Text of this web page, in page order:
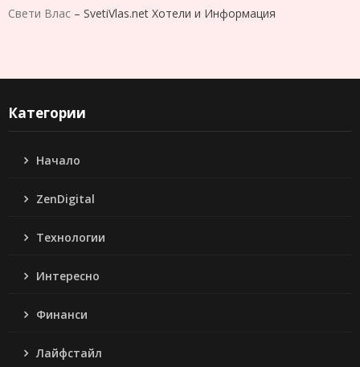
Свети Влас – SvetiVlas.net Хотели и Информация
Категории
Начало
ZenDigital
Технологии
Интересно
Финанси
Лайфстайл